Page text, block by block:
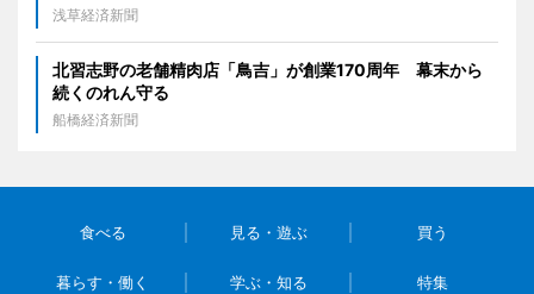
浅草経済新聞
北習志野の老舗精肉店「鳥吉」が創業170周年 幕末から
続くのれん守る
船橋経済新聞
食べる 見る・遊ぶ 買う
暮らす・働く 学ぶ・知る 特集